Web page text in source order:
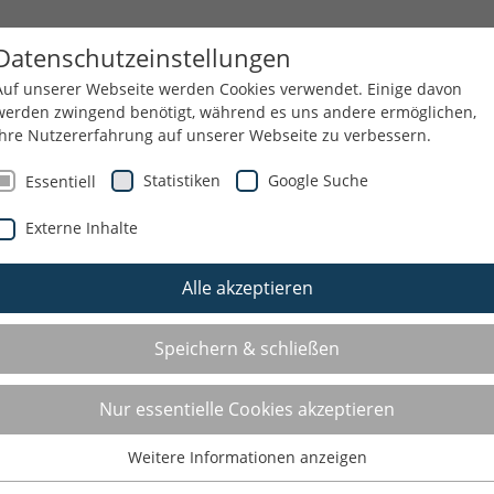
SPORTJUGEND THEMEN
unserer Webseite werden Cookies verwendet. Einige davon
zwingend benötigt, während es uns andere ermöglichen,
Nutzererfahrung auf unserer Webseite zu verbessern.
Essentiell Statistiken Google Suche
Externe Inhalte
Alle akzeptieren
Speichern & schließen
Nur essentielle Cookies akzeptieren
Weitere Informationen anzeigen